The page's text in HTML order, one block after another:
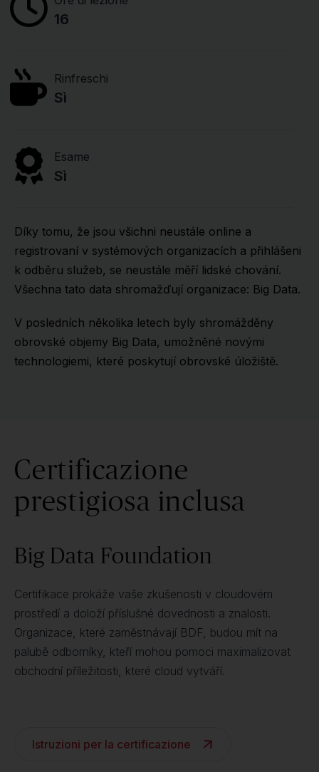
16
Rinfreschi
Sì
Esame
Sì
Díky tomu, že jsou všichni neustále online a
registrovaní v systémových organizacích a přihlášeni
k odběru služeb, se neustále měří lidské chování.
Všechna tato data shromažďují organizace: Big Data.
V posledních několika letech byly shromážděny
obrovské objemy Big Data, umožněné novými
technologiemi, které poskytují obrovské úložiště.
Certificazione
prestigiosa inclusa
Big Data Foundation
Certifikace prokáže vaše zkušenosti v cloudovém
prostředí a doloží příslušné dovednosti a znalosti.
Organizace, které zaměstnávají BDF, budou mít na
palubě odborníky, kteří mohou pomoci maximalizovat
obchodní příležitosti, které cloud vytváří.
Istruzioni per la certificazione